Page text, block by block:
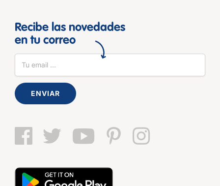
Recibe las novedades
en tu correo
ENVIAR